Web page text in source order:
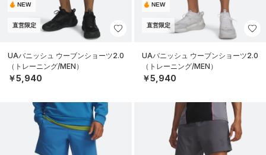
NEW
直営限定
UAバニッシュ ウーブンショーツ2.0
（トレーニング/MEN）
￥5,940
NEW
直営限定
UAバニッシュ ウーブンショーツ2.0
（トレーニング/MEN）
￥5,940